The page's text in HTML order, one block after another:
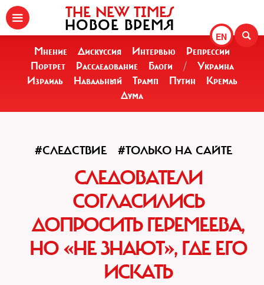
EN
THE NEW TIMES
НОВОЕ ВРЕМЯ
Мнение Дискуссия Интервью
Репрессии
Портрет
Расследование Блоги /
Украина
Израиль
Навальный Трамп Путин
Кремль
Дума
#СЛЕДСТВИЕ #ТОЛЬКО НА САЙТЕ
СЛЕДОВАТЕЛИ
СОГЛАСИЛИСЬ
ДОПРОСИТЬ ГЕРЕМЕЕВА,
НО «НЕ ЗНАЮТ», ГДЕ ЕГО
ИСКАТЬ